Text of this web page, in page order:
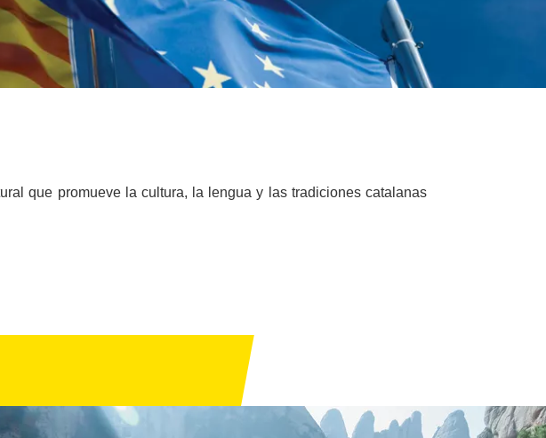
que promueve la cultura, la lengua y las tradiciones catalanas